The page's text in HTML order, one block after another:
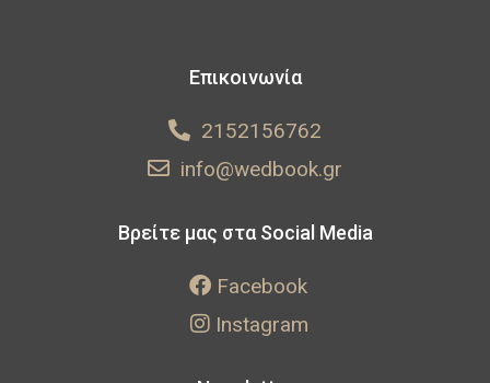
Επικοινωνία
2152156762
info@wedbook.gr
Βρείτε μας στα Social Media
Facebook
Instagram